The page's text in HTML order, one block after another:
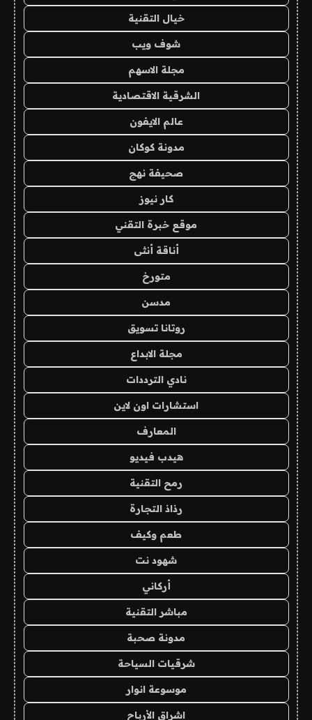
خيال التقنية
شوف ويب
مجلة الاسهم
الشرقية الاقتصادية
عالم الايفون
مدونة كوكان
صحيفة نهج
كار نيوز
موقع خبرة التقني
أناقة أنثى
متورخ
مدسن
روتانا تسويق
مجلة الابداع
نادي الترددات
استشارات اون لاين
المعارف
هيدب فيديو
رمح التقنية
رذاذ التجارة
طعم وكيف
شهود نت
أركاني
مباشر التقنية
مدونة صحبة
شرقيات السياحة
موسوعة انوار
اشراق الأرباح